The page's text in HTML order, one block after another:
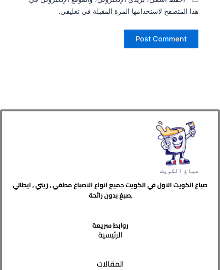
هذا المتصفح لاستخدامها المرة المقبلة في تعليقي.
صباغ الكويت الاول في الكويت جميع انواع الاصباغ مطفي , زيتي , ايطالي
,صبغ بدون رائحة
روابط سريعة
الرئيسية
المقالات